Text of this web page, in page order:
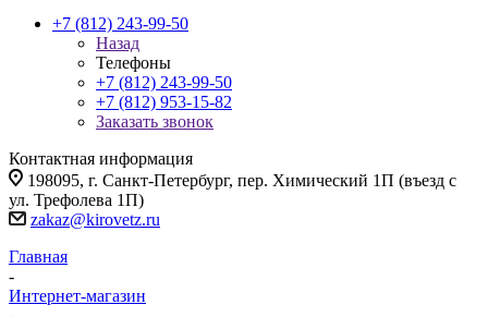
+7 (812) 243-99-50
Назад
Телефоны
+7 (812) 243-99-50
+7 (812) 953-15-82
Заказать звонок
Контактная информация
198095, г. Санкт-Петербург, пер. Химический 1П (въезд с
ул. Трефолева 1П)
zakaz@kirovetz.ru
Главная
-
Интернет-магазин